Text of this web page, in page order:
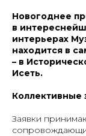
Новогоднее
в
интерьерах
находится в
– в
Исеть.
Коллективные
Заявки